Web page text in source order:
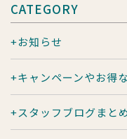
CATEGORY
お知らせ
キャンペーンやお得
スタッフブログまと